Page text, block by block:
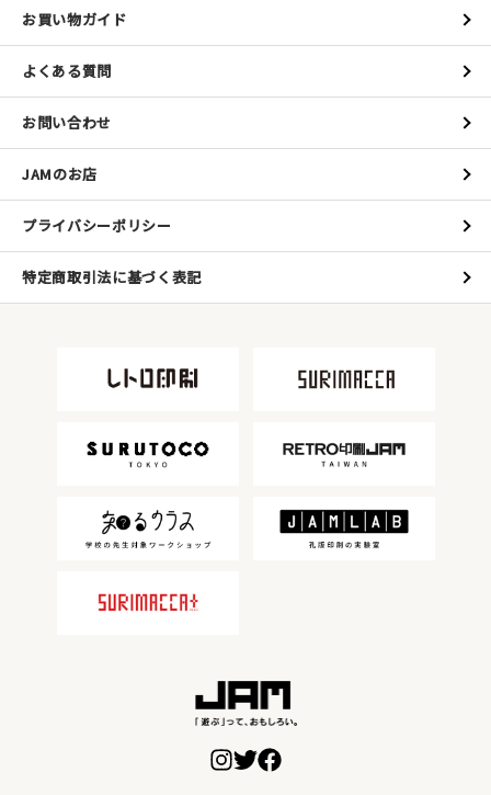
お買い物ガイド
よくある質問
お問い合わせ
JAMのお店
プライバシーポリシー
特定商取引法に基づく表記